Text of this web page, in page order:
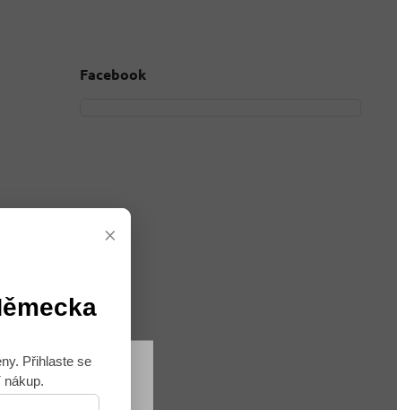
Souhlasím
Facebook
×
Přihlaste se
nákup.